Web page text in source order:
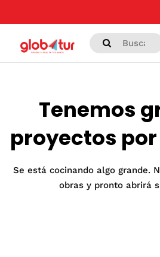
Tenemos
proyectos
Se está cocinando algo grande.
obras y pronto abrirá